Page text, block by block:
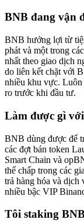
BNB đang vận
BNB hưởng lợi từ
phát và một trong
nhất theo giao dịch
do liên kết chặt với
nhiều khu vực. Luôn
ro trước khi đầu tư.
Làm được gì
BNB dùng được để
các đợt bán token
Smart Chain và
thế chấp trong các
trả hàng hóa và dịch
nhiều bậc VIP
Tôi staking